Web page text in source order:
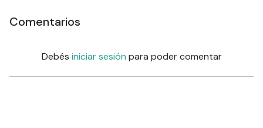
Comentarios
Debés iniciar sesión para poder comentar